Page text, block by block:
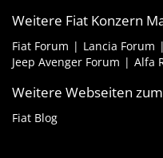
Weitere Fiat Konzern
Fiat Forum Lancia Forum
Jeep Avenger Forum
Alfa
Weitere Webseiten
Fiat Blog